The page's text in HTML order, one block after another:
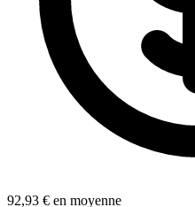
92,93 € en moyenne